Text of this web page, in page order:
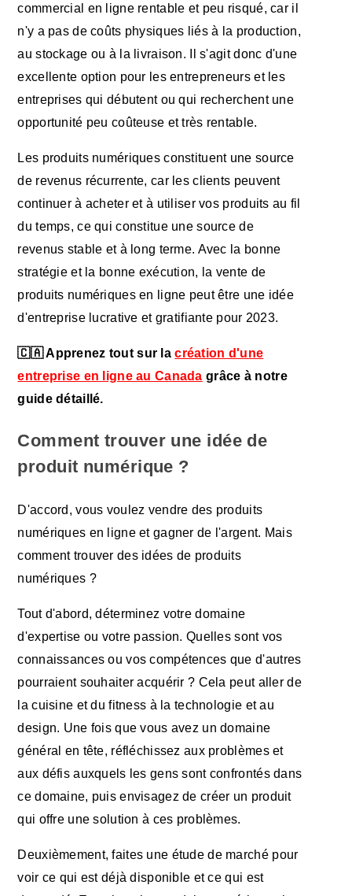
commercial en ligne rentable et peu risqué, car il
n'y a pas de coûts physiques liés à la production,
au stockage ou à la livraison. Il s'agit donc d'une
excellente option pour les entrepreneurs et les
entreprises qui débutent ou qui recherchent une
opportunité peu coûteuse et très rentable.
Les produits numériques constituent une source
de revenus récurrente, car les clients peuvent
continuer à acheter et à utiliser vos produits au fil
du temps, ce qui constitue une source de
revenus stable et à long terme. Avec la bonne
stratégie et la bonne exécution, la vente de
produits numériques en ligne peut être une idée
d'entreprise lucrative et gratifiante pour 2023.
🇨🇦 Apprenez tout sur lacréation d'une
entreprise en ligne au Canada grâce à notre
guide détaillé.
Comment trouver une idée de
produit numérique ?
D'accord, vous voulez vendre des produits
numériques en ligne et gagner de l'argent. Mais
comment trouver des idées de produits
numériques ?
Tout d'abord, déterminez votre domaine
d'expertise ou votre passion. Quelles sont vos
connaissances ou vos compétences que d'autres
pourraient souhaiter acquérir ? Cela peut aller de
la cuisine et du fitness à la technologie et au
design. Une fois que vous avez un domaine
général en tête, réfléchissez aux problèmes et
aux défis auxquels les gens sont confrontés dans
ce domaine, puis envisagez de créer un produit
qui offre une solution à ces problèmes.
Deuxièmement, faites une étude de marché pour
voir ce qui est déjà disponible et ce qui est